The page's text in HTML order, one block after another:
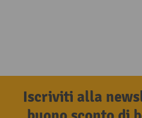
Iscriviti alla